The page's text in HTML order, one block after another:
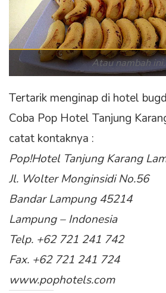
Atau nambah
Tertarik menginap di hotel
Coba Pop Hotel Tanjung
catat kontaknya :
Pop!Hotel Tanjung Karang
Jl. Wolter Monginsidi No.56
Bandar Lampung 45214
Lampung – Indonesia
Telp. +62 721 241 742
Fax. +62 721 241 724
www.pophotels.com